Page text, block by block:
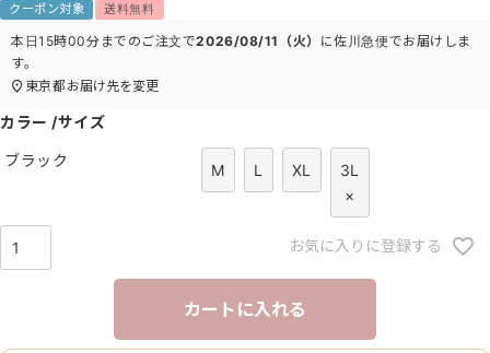
クーポン対象 送料無料
本日15時00分 までのご注文で2026/08/11（火） に佐川急便でお届けしま
す。
東京都 お届け先を変更
カラー サイズ
ブラック
M L XL
3L
×
お気に入りに登録する
カートに入れる